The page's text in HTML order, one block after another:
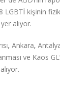
LGBTİ kişinin
alıyor.
Ankara,
ve Kaos